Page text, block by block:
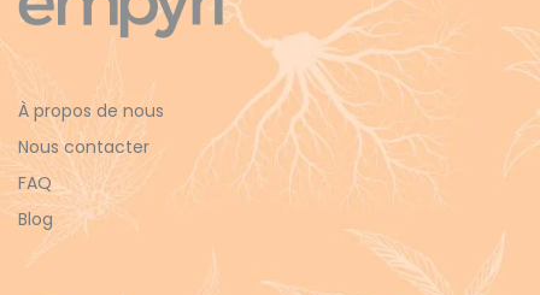
À propos de nous
Nous contacter
FAQ
Blog